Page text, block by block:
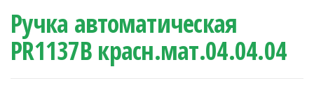
Ручка автоматическая
PR1137B красн.мат.04.04.04